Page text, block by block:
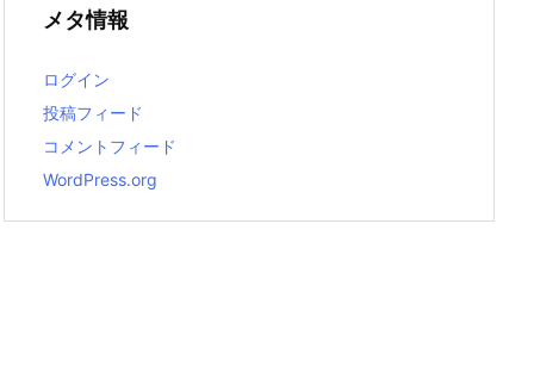
メタ情報
ログイン
投稿フィード
コメントフィード
WordPress.org